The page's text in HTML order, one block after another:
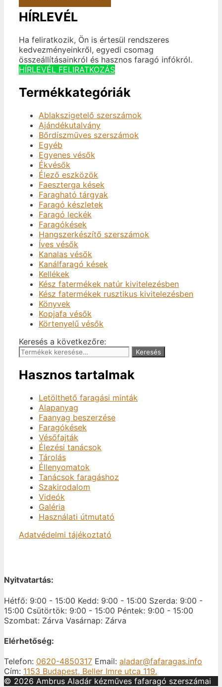
HÍRLEVÉL
Ha feliratkozik, Ön is értesül rendszeres
kedvezményeinkről, egyedi csomag
összeállításainkról és hasznos faragó infókról.
HÍRLEVÉL FELIRATKOZÁS
Termékkategóriák
Ablakszigetelő szerszámok
Ajándékutalvány
Bőrdíszműves szerszámok
Egyéb
Egyenes vésők
Ékvésők
Élező eszközök
Faeszterga kések
Faragható tárgyak
Faragó készletek
Faragó leckék
Faragókések
Hangszerkészítő szerszámok
Íves vésők
Kanalas vésők
Kanálfaragó kések
Kellékek
Kész fatermékek natúr kivitelezésben
Kész fatermékek rusztikus kivitelezésben
Könyvek
Kopjafa vésők
Körtenyelű vésők
Keresés a következőre:
Keresés
Hasznos tartalmak
Letölthető faragási minták
Alapanyag
Faanyag beszerzése
Faragókések
Vésőfajták
Élezési tanácsok
Tárolás
Éllenyomatok
Tanácsok faragáshoz
Szakirodalom
Videók
Galéria
Használati útmutató
Adatvédelmi tájékoztató
Nyitvatartás:
Hétfő: 9:00 - 15:00 Kedd: 9:00 - 15:00 Szerda: 9:00 -
15:00 Csütörtök: 9:00 - 15:00 Péntek: 9:00 - 15:00
Szombat: Zárva Vasárnap: Zárva
Elérhetőség:
Telefon: 0620-4850317 Email: aladar@fafaragas.info
Cím: 1153 Budapest, Beller Imre utca 119.
© 2026 Ambrus Aladár kézműves fafaragó szerszámai